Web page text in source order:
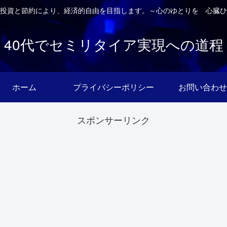
資と節約により、経済的自由を目指します。～心のゆとりを 心臓
40代でセミリタイア実現への道程
ホーム プライバシーポリシー お問い合わせ
スポンサーリンク